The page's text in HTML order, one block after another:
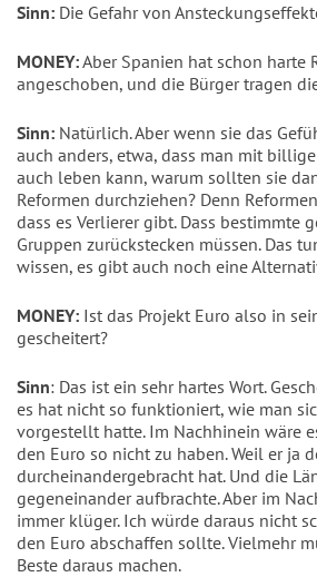
Sinn: Die Gefahr von
MONEY:Aber Spanien hat schon harte
angeschoben, und die Bürger tragen
Sinn: Natürlich. Aber wenn sie das
auch anders, etwa, dass man mit
auch leben kann, warum sollten sie
Reformen durchziehen? Denn
dass es Verlierer gibt. Dass bestimmte
Gruppen zurückstecken müssen. Das
wissen, es gibt auch noch eine
MONEY: Ist das Projekt Euro also in
gescheitert?
Sinn: Das ist ein sehr hartes Wort.
es hat nicht so funktioniert, wie man
vorgestellt hatte. Im Nachhinein wäre
den Euro so nicht zu haben. Weil er ja
durcheinandergebracht hat. Und die
gegeneinander aufbrachte. Aber im
immer klüger. Ich würde daraus nicht
den Euro abschaffen sollte. Vielmehr
Beste daraus machen.